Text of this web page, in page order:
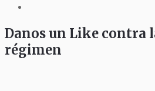
Danos un Like contra
régimen